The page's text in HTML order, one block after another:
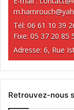
Tél: 06 61 10 39
Fixe: 05 37 20 85
Adresse: 6, Rue
Retrouvez-nous